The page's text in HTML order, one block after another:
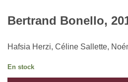
Bertrand Bonello,
Hafsia Herzi, Céline Sallette,
En stock